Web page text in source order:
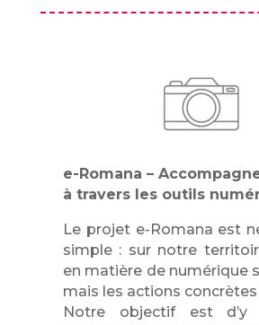
e-Romana –
à travers les outils
Le projet e-Romana est
simple : sur notre
en matière de numérique
mais les actions
Notre objectif est d’y